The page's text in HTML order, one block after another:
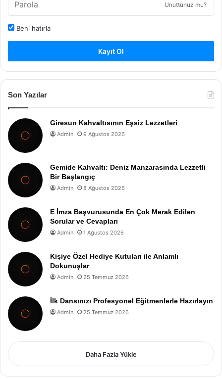
Unuttunuz mu?
Beni hatırla
Kayıt Ol
Son Yazılar
Giresun Kahvaltısının Eşsiz Lezzetleri
Admin 9 Ağustos 2026
Gemide Kahvaltı: Deniz Manzarasında Lezzetli
Bir Başlangıç
Admin 8 Ağustos 2026
E İmza Başvurusunda En Çok Merak Edilen
Sorular ve Cevapları
Admin 1 Ağustos 2026
Kişiye Özel Hediye Kutuları ile Anlamlı
Dokunuşlar
Admin 25 Temmuz 2026
İlk Dansınızı Profesyonel Eğitmenlerle Hazırlayın
Admin 25 Temmuz 2026
Daha Fazla Yükle